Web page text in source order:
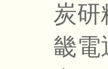
炭研
畿電